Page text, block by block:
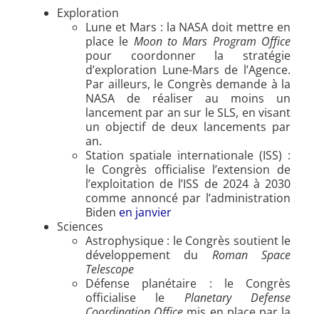
Exploration
Lune et Mars : la NASA doit mettre en
place le Moon to Mars Program Office
pour coordonner la stratégie
d’exploration Lune-Mars de l’Agence.
Par ailleurs, le Congrès demande à la
NASA de réaliser au moins un
lancement par an sur le SLS, en visant
un objectif de deux lancements par
an.
Station spatiale internationale (ISS) :
le Congrès officialise l’extension de
l’exploitation de l’ISS de 2024 à 2030
comme annoncé par l’administration
Biden en janvier
Sciences
Astrophysique : le Congrès soutient le
développement du Roman Space
Telescope
Défense planétaire : le Congrès
officialise le Planetary Defense